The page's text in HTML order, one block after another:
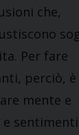
che,
Per fare
perciò, è
mente e